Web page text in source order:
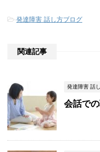
-発達障害 話し方ブログ
関連記事
発達障害 話
会話で